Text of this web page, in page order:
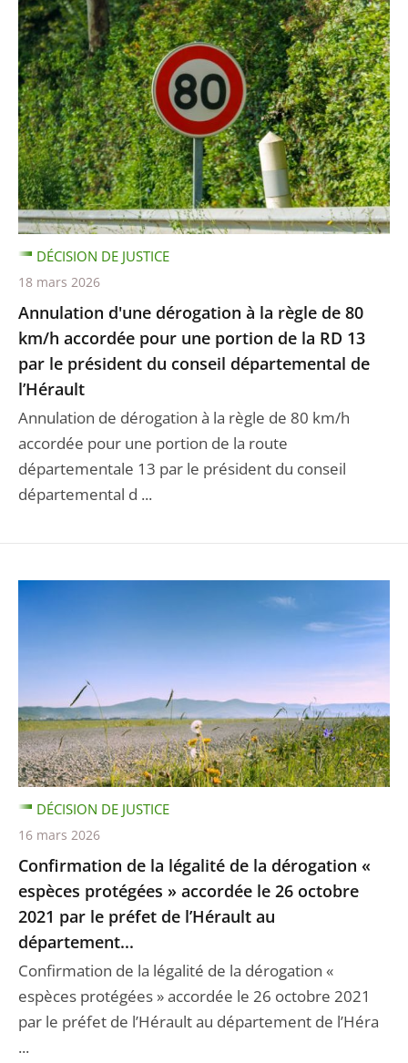
Annulation d'une dérogation à la règle de 80
km/h accordée pour une portion de la RD 13
par le président du conseil départemental de
l’Hérault
Annulation de dérogation à la règle de 80 km/h
accordée pour une portion de la route
départementale 13 par le président du conseil
départemental d ...
DÉCISION DE JUSTICE
18 mars 2026
Confirmation de la légalité de la dérogation «
espèces protégées » accordée le 26 octobre
2021 par le préfet de l’Hérault au
département...
Confirmation de la légalité de la dérogation «
espèces protégées » accordée le 26 octobre 2021
par le préfet de l’Hérault au département de l’Héra
...
DÉCISION DE JUSTICE
16 mars 2026